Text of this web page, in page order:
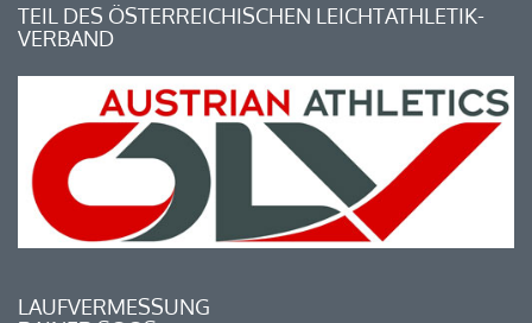
TEIL DES ÖSTERREICHISCHEN LEICHTATHLETIK-
VERBAND
LAUFVERMESSUNG